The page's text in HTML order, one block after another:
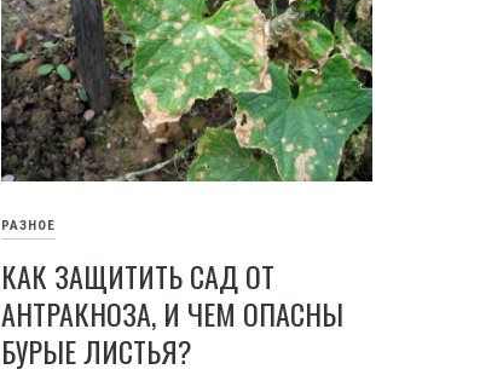
РАЗНОЕ
КАК ЗАЩИТИТЬ САД ОТ
АНТРАКНОЗА, И ЧЕМ ОПАСНЫ
БУРЫЕ ЛИСТЬЯ?